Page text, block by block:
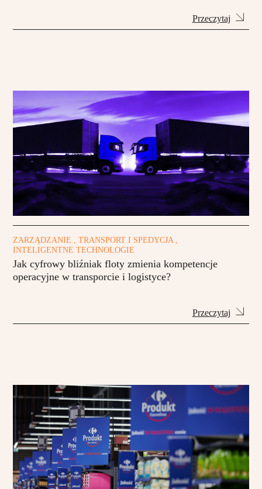
Przeczytaj
ZARZĄDZANIE , TRANSPORT I SPEDYCJA ,
INTELIGENTNE TECHNOLOGIE
Jak cyfrowy bliźniak floty zmienia kompetencje
operacyjne w transporcie i logistyce?
Przeczytaj